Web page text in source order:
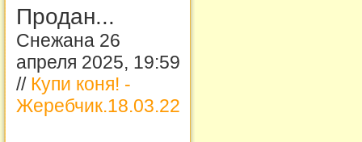
Продан...
Снежана 26
апреля 2025, 19:59
// Купи коня! -
Жеребчик.18.03.22